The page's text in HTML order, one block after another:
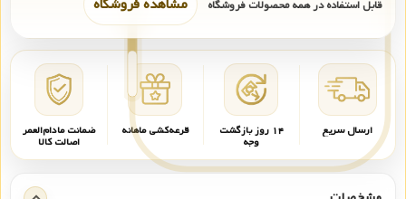
قابل استفاده در همه محصولات فروشگاه مشاهده فروشگاه
ارسال سریع ۱۴ روز بازگشت
وجه
قرعه‌کشی ماهانه ضمانت مادام‌العمر
اصالت کالا